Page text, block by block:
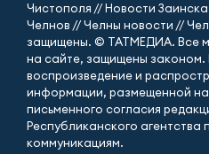
Чистополя // Новости
Челнов // Челны новости //
защищены. © ТАТМЕДИА. Все
на сайте, защищены законом.
воспроизведение и
информации, размещенной
письменного согласия
Республиканского агентства
коммуникациям.